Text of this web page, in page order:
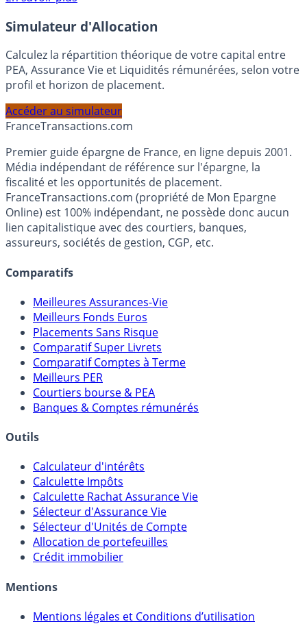
En savoir plus
Simulateur d'Allocation
Calculez la répartition théorique de votre capital entre
PEA, Assurance Vie et Liquidités rémunérées, selon votre
profil et horizon de placement.
Accéder au simulateur
FranceTransactions.com
Premier guide épargne de France, en ligne depuis 2001.
Média indépendant de référence sur l'épargne, la
fiscalité et les opportunités de placement.
FranceTransactions.com (propriété de Mon Epargne
Online) est 100% indépendant, ne possède donc aucun
lien capitalistique avec des courtiers, banques,
Meilleures Assurances-Vie
Meilleurs Fonds Euros
Placements Sans Risque
Comparatif Super Livrets
Comparatif Comptes à Terme
Meilleurs PER
Courtiers bourse & PEA
Calculateur d'intérêts
Calculette Impôts
Calculette Rachat Assurance Vie
Sélecteur d'Assurance Vie
Sélecteur d'Unités de Compte
Allocation de portefeuilles